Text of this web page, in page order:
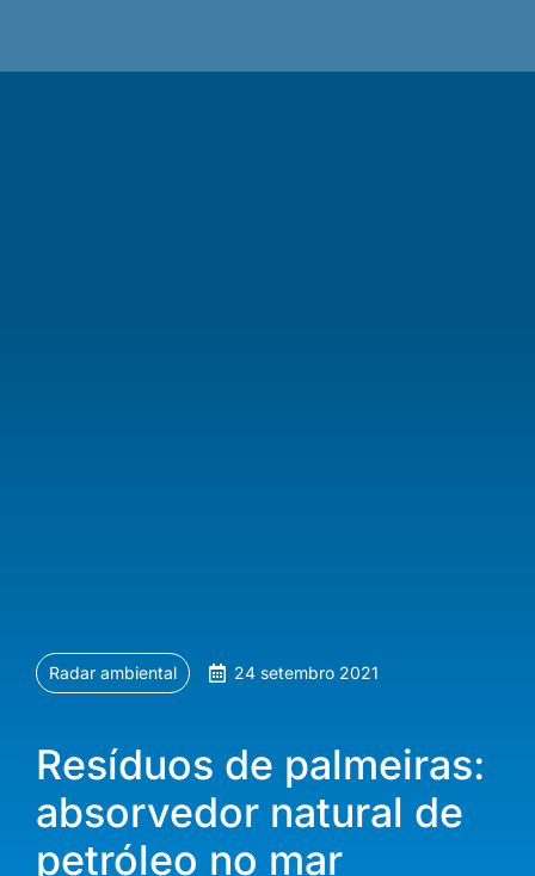
Radar ambiental 24 setembro 2021
Resíduos de palmeiras:
absorvedor natural de
petróleo no mar